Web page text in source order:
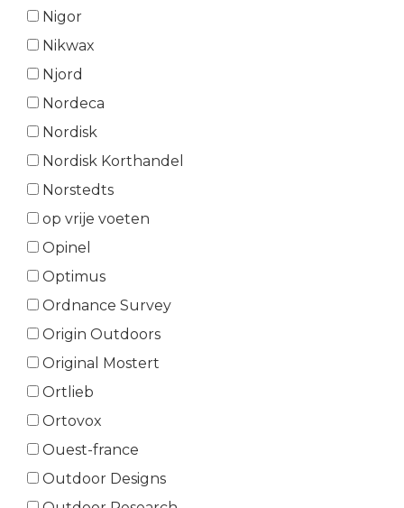
Nigor
Nikwax
Njord
Nordeca
Nordisk
Nordisk Korthandel
Norstedts
op vrije voeten
Opinel
Optimus
Ordnance Survey
Origin Outdoors
Original Mostert
Ortlieb
Ortovox
Ouest-france
Outdoor Designs